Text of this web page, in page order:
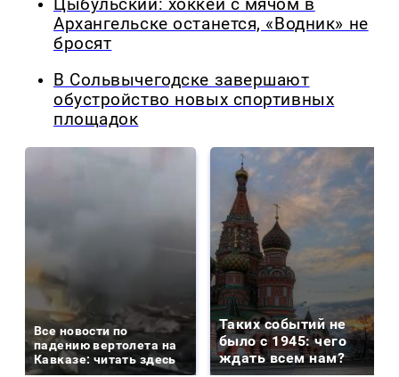
Цыбульский: хоккей с мячом в
Архангельске останется, «Водник» не
бросят
В Сольвычегодске завершают
обустройство новых спортивных
площадок
Все новости по
падению вертолета на
Кавказе: читать здесь
Таких событий не
было с 1945: чего
ждать всем нам?